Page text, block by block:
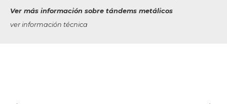
Ver más información sobre tándems metálicos
ver información técnica